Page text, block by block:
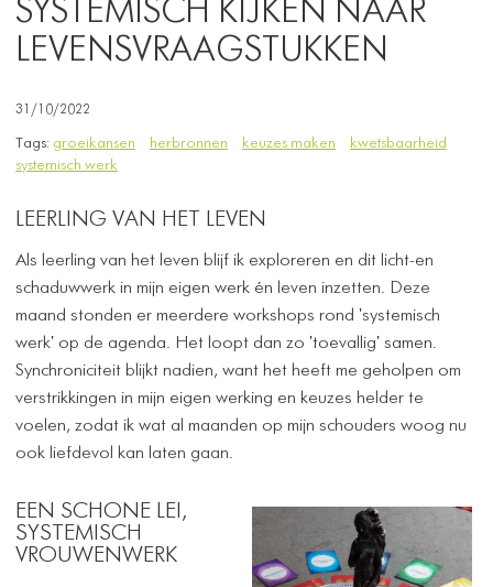
SYSTEMISCH KIJKEN NAAR
LEVENSVRAAGSTUKKEN
31/10/2022
Tags: groeikansen herbronnen keuzes maken
kwetsbaarheid
systemisch werk
LEERLING VAN HET LEVEN
Als leerling van het leven blijf ik exploreren en dit licht-en
schaduwwerk in mijn eigen werk én leven inzetten.​ Deze
maand stonden er meerdere workshops rond 'systemisch
werk' op de agenda. Het loopt dan zo 'toevallig' samen.
Synchroniciteit blijkt nadien, want het heeft me geholpen om
verstrikkingen in mijn eigen werking en keuzes helder te
voelen, zodat ik wat al maanden op mijn schouders woog nu
ook liefdevol kan laten gaan.
EEN SCHONE LEI,
SYSTEMISCH
VROUWENWERK